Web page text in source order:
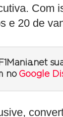
Com
e 20 de
no Google